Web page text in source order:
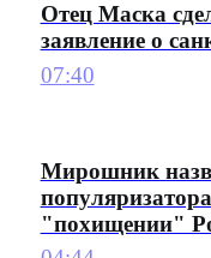
Отец Маска
заявление о
07:40
Мирошник
"похищении"